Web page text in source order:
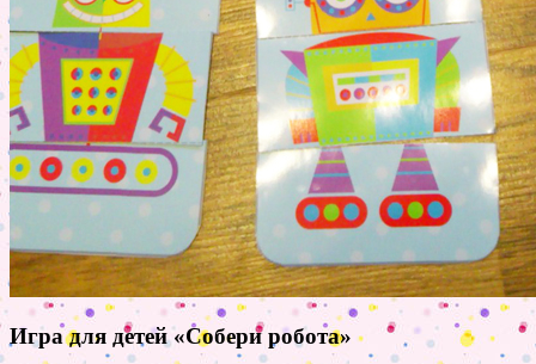
Игра для детей «Собери робота»